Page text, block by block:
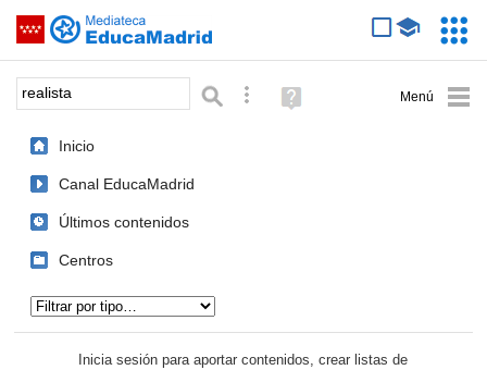
Saltar navegación
Palabra o frase: Búsqueda avanzada
Ayuda
(en
Inicio
Canal EducaMadrid
Últimos contenidos
Centros
Inicia sesión para aportar contenidos, crear listas de